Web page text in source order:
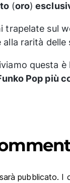
(oro)
trapelate sul
rarità
questa
Pop più
pubblicato. I